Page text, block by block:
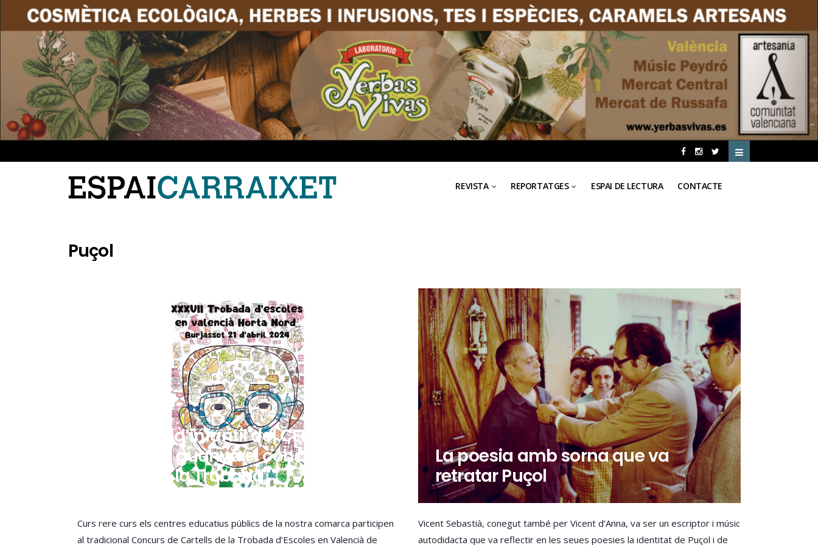
REVISTA REPORTATGES ESPAI DE LECTURA CONTACTE
Puçol
La classe d’infantil del CEIP Jaume
I de Puçol guanya el concurs del
cartell de la Trobada
Curs rere curs els centres educatius públics de la nostra comarca participen
al tradicional Concurs de Cartells de la Trobada d’Escoles en Valencià de
La poesia amb sorna que va
retratar Puçol
Vicent Sebastià, conegut també per Vicent d’Anna, va ser un escriptor i músic
autodidacta que va reflectir en les seues poesies la identitat de Puçol i de